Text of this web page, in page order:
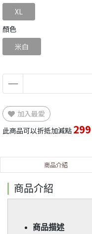
XL
顏色
米白
加入最愛
此商品可以折抵加減點 299
商品介紹
商品介紹
商品描述